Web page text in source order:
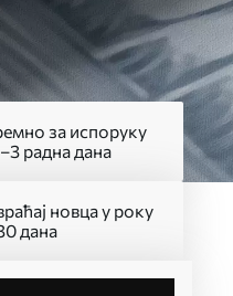
за испоруку
радна дана
новца у року
дана